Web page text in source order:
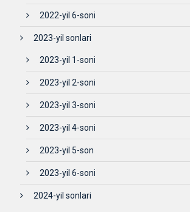
2022-yil 6-soni
2023-yil sonlari
2023-yil 1-soni
2023-yil 2-soni
2023-yil 3-soni
2023-yil 4-soni
2023-yil 5-son
2023-yil 6-soni
2024-yil sonlari